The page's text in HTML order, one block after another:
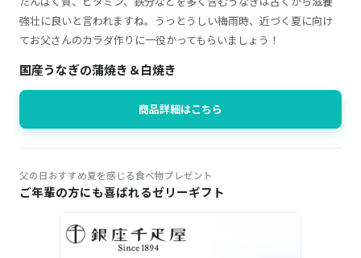
強壮に良いと言われますね。うっとうしい梅雨時、近づく夏に向け
てお父さんのカラダ作りに一役かってもらいましょう！
国産うなぎの蒲焼き＆白焼き
商品詳細はこちら
父の日おすすめ夏を感じる食べ物プレゼント
ご年輩の方にも喜ばれるゼリーギフト